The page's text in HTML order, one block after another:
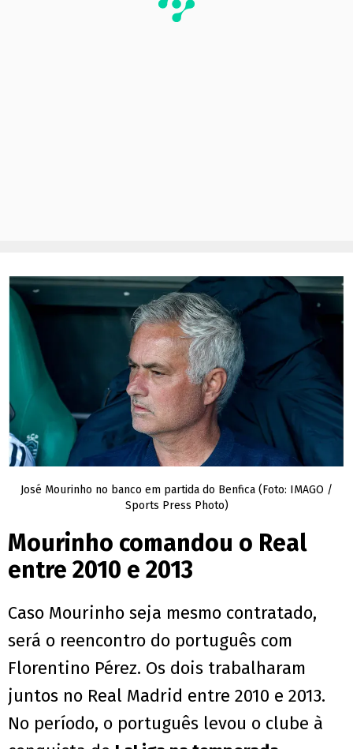
José Mourinho no banco em partida do Benfica (Foto: IMAGO /
Sports Press Photo)
Mourinho comandou o Real
entre 2010 e 2013
Caso Mourinho seja mesmo contratado,
será o reencontro do português com
Florentino Pérez. Os dois trabalharam
juntos no Real Madrid entre 2010 e 2013.
No período, o português levou o clube à